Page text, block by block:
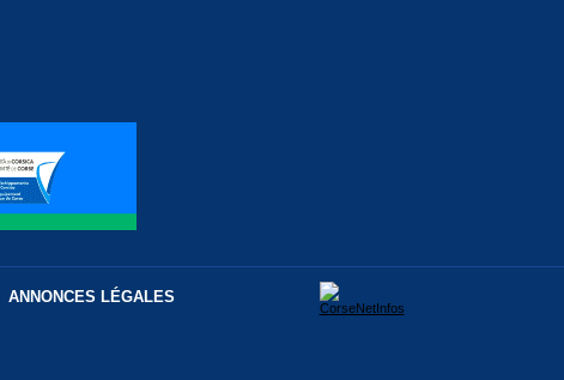
ANNONCES LÉGALES